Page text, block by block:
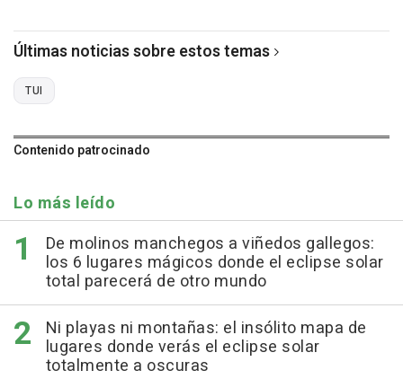
Últimas noticias sobre estos temas
TUI
Contenido patrocinado
Lo más leído
De molinos manchegos a viñedos gallegos:
los 6 lugares mágicos donde el eclipse solar
total parecerá de otro mundo
Ni playas ni montañas: el insólito mapa de
lugares donde verás el eclipse solar
totalmente a oscuras